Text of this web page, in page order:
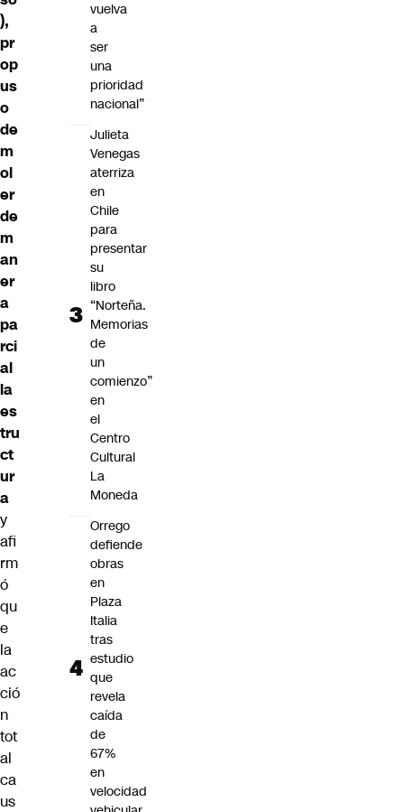
),
pr
op
us
o
de
m
ol
er
de
m
an
er
a
pa
rci
al
la
es
tru
ct
ur
a
y
afi
rm
ó
qu
e
la
ac
ció
n
tot
al
ca
us
vuelva
a
ser
una
prioridad
nacional”
Julieta
Venegas
aterriza
en
Chile
para
presentar
su
libro
“Norteña.
Memorias
de
un
comienzo”
en
el
Centro
Cultural
La
Moneda
Orrego
defiende
obras
en
Plaza
Italia
tras
estudio
que
revela
caída
de
67%
en
velocidad